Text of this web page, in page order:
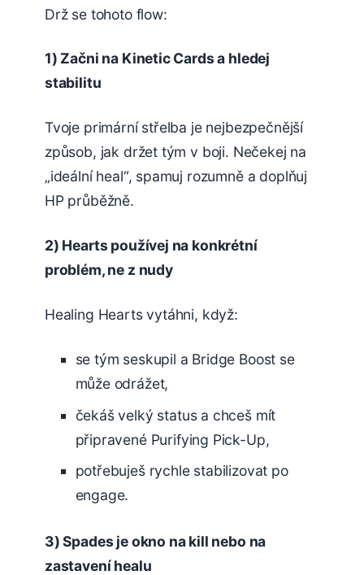
Drž se tohoto flow:
1) Začni na Kinetic Cards a hledej
stabilitu
Tvoje primární střelba je nejbezpečnější
způsob, jak držet tým v boji. Nečekej na
„ideální heal“, spamuj rozumně a doplňuj
HP průběžně.
2) Hearts používej na konkrétní
problém, ne z nudy
Healing Hearts vytáhni, když:
se tým seskupil a Bridge Boost se
může odrážet,
čekáš velký status a chceš mít
připravené Purifying Pick-Up,
potřebuješ rychle stabilizovat po
engage.
3) Spades je okno na kill nebo na
zastavení healu